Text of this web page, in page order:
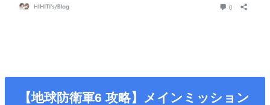
【地球防衛軍6 攻略】メインミッション